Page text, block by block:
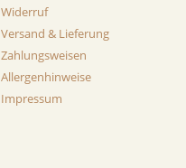
Widerruf
Versand & Lieferung
Zahlungsweisen
Allergenhinweise
Impressum